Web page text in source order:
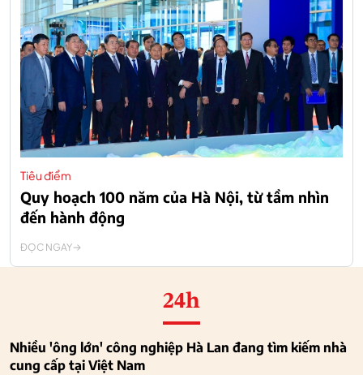
Tiêu điểm
Quy hoạch 100 năm của Hà Nội, từ tầm nhìn
đến hành động
ĐỌC NGAY
24h
Nhiều 'ông lớn' công nghiệp Hà Lan đang tìm kiếm nhà
cung cấp tại Việt Nam